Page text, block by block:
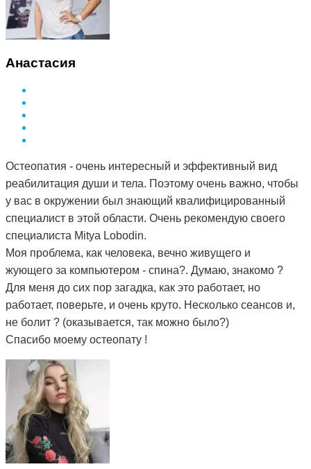
Анастасия
Остеопатия - очень интересный и эффективный вид
реабилитация души и тела. Поэтому очень важно, чтобы
у вас в окружении был знающий квалифицированный
специалист в этой области. Очень рекомендую своего
специалиста Mitya Lobodin.
Моя проблема, как человека, вечно живущего и
жующего за компьютером - спина?. Думаю, знакомо ?
Для меня до сих пор загадка, как это работает, но
работает, поверьте, и очень круто. Несколько сеансов и,
не болит ? (оказывается, так можно было?)
Спасибо моему остеопату !